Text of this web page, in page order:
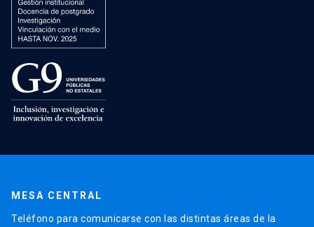
MESA CENTRAL
Teléfono para comunicarse con las distintas áreas de la